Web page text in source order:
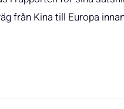
från Kina till Europa